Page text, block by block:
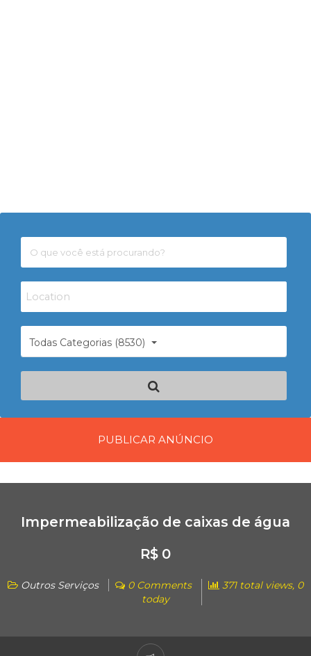
Todas Categorias (8530)
PUBLICAR ANÚNCIO
Impermeabilização de caixas de água
R$ 0
Outros Serviços 0 Comments
371 total views, 0
today